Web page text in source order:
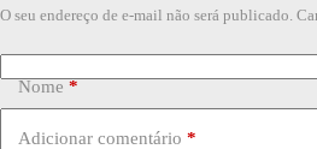
O seu endereço de e-mail não será publicado.
Nome *
Adicionar comentário *